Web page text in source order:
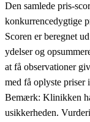
Den samlede pris-
konkurrencedygtige
Scoren er beregnet
ydelser og
at få observationer
med få oplyste priser
Bemærk: Klinikken
usikkerheden.